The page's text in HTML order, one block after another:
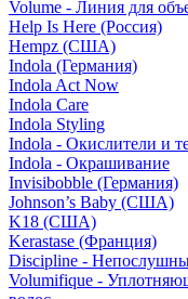
Volume - Линия для
Help Is Here (Россия)
Hempz (США)
Indola (Германия)
Indola Act Now
Indola Care
Indola Styling
Indola - Окислители и
Indola - Окрашивание
Invisibobble (Германия)
Johnson’s Baby (США)
K18 (США)
Kerastase (Франция)
Discipline -
Volumifique -